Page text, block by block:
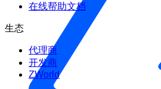
在线帮助文档
生态
代理商
开发商
ZWorld